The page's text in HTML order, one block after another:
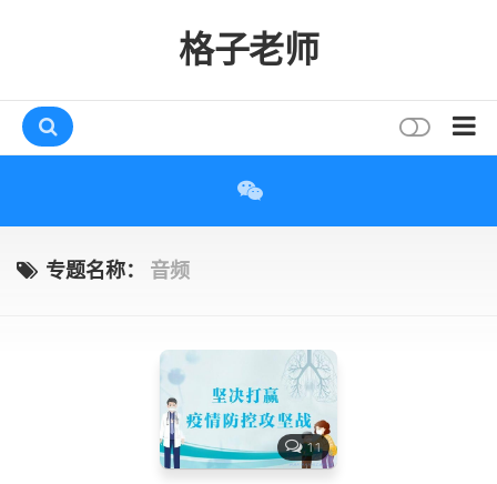
格子老师
互动
专题名称： 音频
11